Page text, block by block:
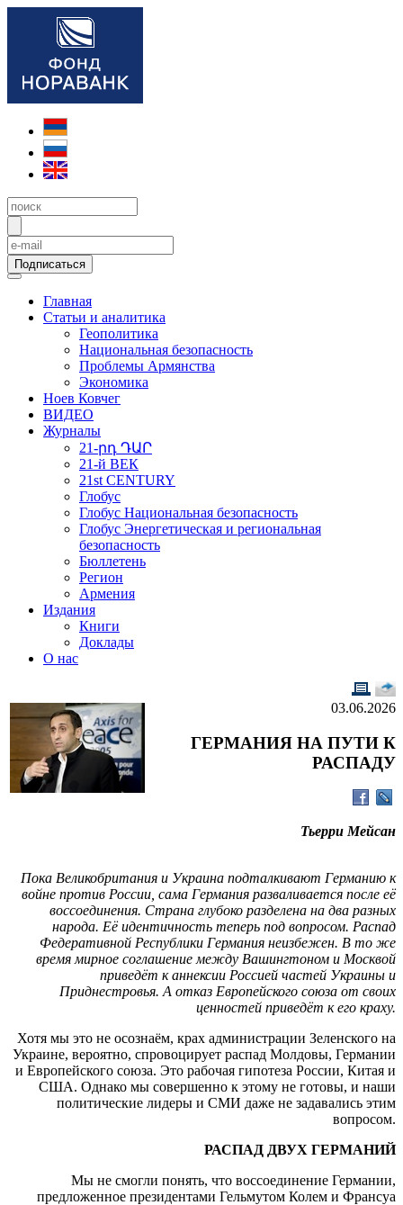
Подписаться
Главная
Статьи и аналитика
Геополитика
Национальная безопасность
Проблемы Армянства
Экономика
Ноев Ковчег
ВИДЕО
Журналы
21-րդ ԴԱՐ
21-й ВЕК
21st CENTURY
Глобус
Глобус Национальная безопасность
Глобус Энергетическая и региональная
безопасность
Бюллетень
Регион
Армения
Издания
Книги
Доклады
О нас
03.06.2026
ГЕРМАНИЯ НА ПУТИ К
РАСПАДУ
Тьерри Мейсан
Пока Великобритания и Украина подталкивают Германию к
войне против России, сама Германия разваливается после её
воссоединения. Страна глубоко разделена на два разных
народа. Её идентичность теперь под вопросом. Распад
Федеративной Республики Германия неизбежен. В то же
время мирное соглашение между Вашингтоном и Москвой
приведёт к аннексии Россией частей Украины и
Приднестровья. А отказ Европейского союза от своих
ценностей приведёт к его краху.
Хотя мы это не осознаём, крах администрации Зеленского на
Украине, вероятно, спровоцирует распад Молдовы, Германии
и Европейского союза. Это рабочая гипотеза России, Китая и
США. Однако мы совершенно к этому не готовы, и наши
политические лидеры и СМИ даже не задавались этим
вопросом.
РАСПАД ДВУХ ГЕРМАНИЙ
Мы не смогли понять, что воссоединение Германии,
предложенное президентами Гельмутом Колем и Франсуа